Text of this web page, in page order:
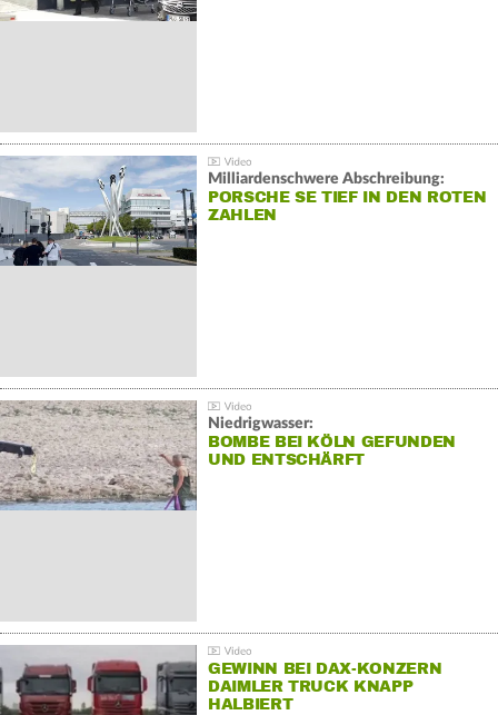
Milliardenschwere Abschreibung:
PORSCHE SE TIEF IN DEN ROTEN
ZAHLEN
Niedrigwasser:
BOMBE BEI KÖLN GEFUNDEN
UND ENTSCHÄRFT
GEWINN BEI DAX-KONZERN
DAIMLER TRUCK KNAPP
HALBIERT